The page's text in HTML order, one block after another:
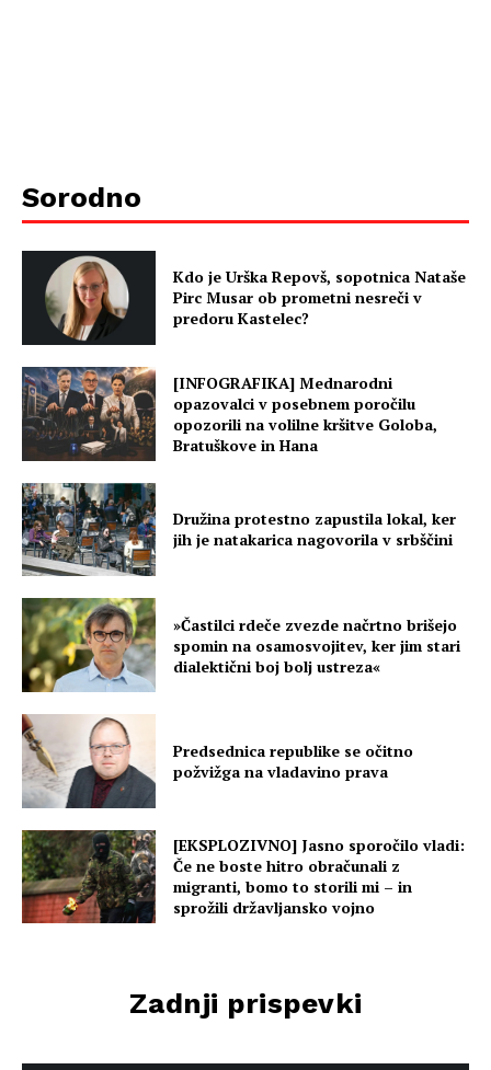
Sorodno
Kdo je Urška Repovš, sopotnica Nataše
Pirc Musar ob prometni nesreči v
predoru Kastelec?
[INFOGRAFIKA] Mednarodni
opazovalci v posebnem poročilu
opozorili na volilne kršitve Goloba,
Bratuškove in Hana
Družina protestno zapustila lokal, ker
jih je natakarica nagovorila v srbščini
»Častilci rdeče zvezde načrtno brišejo
spomin na osamosvojitev, ker jim stari
dialektični boj bolj ustreza«
Predsednica republike se očitno
požvižga na vladavino prava
[EKSPLOZIVNO] Jasno sporočilo vladi:
Če ne boste hitro obračunali z
migranti, bomo to storili mi – in
sprožili državljansko vojno
Zadnji prispevki